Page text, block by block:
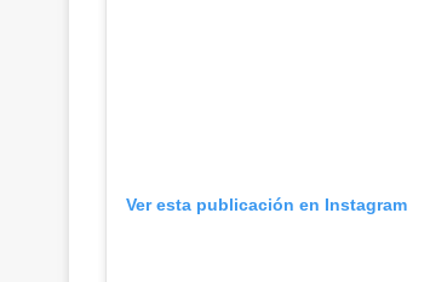
Ver esta publicación en Instagram